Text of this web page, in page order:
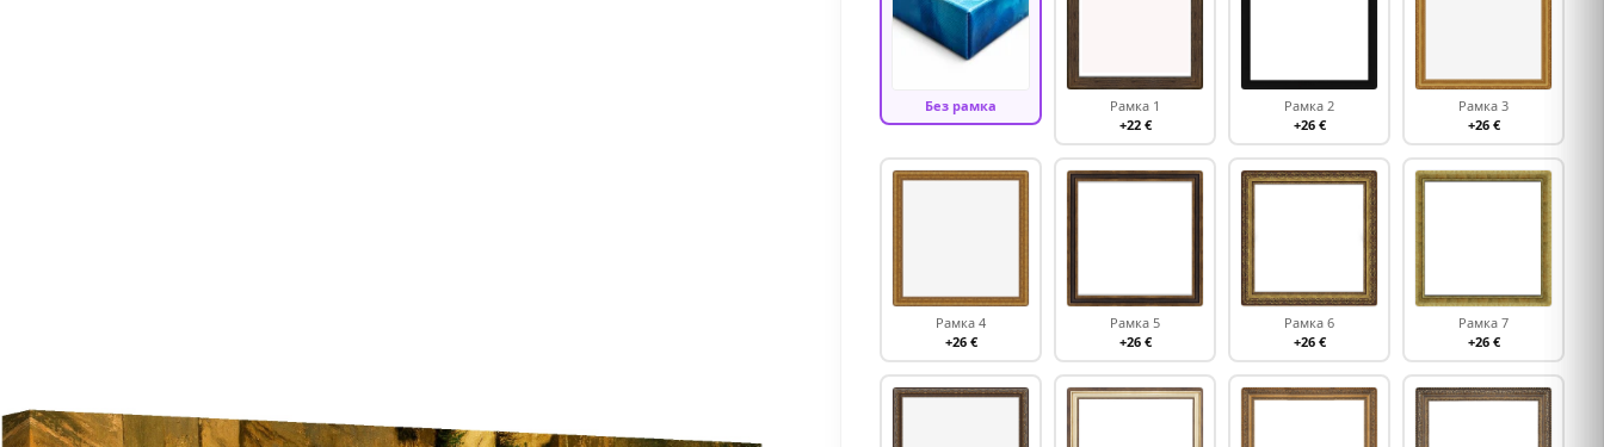
Без рамка
Рамка 1
+22 €
Рамка 2
+26 €
Рамка 3
+26 €
Рамка 4
+26 €
Рамка 5
+26 €
Рамка 6
+26 €
Рамка 7
+26 €